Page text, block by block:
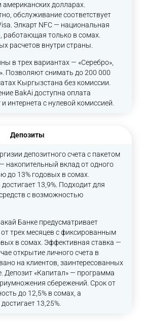
американских долларах.
обслуживание соответствует
Элкарт NFC — национальная
работающая только в сомах.
расчетов внутри страны.
в трех вариантах — «Серебро»,
Позволяют снимать до 200 000
Кыргызстана без комиссии.
BakAi доступна оплата
интернета с нулевой комиссией.
Депозиты
депозитного счета с пакетом
накопительный вклад от одного
до 13% годовых в сомах.
13,9%. Подходит для
с возможностью
Банке предусматривает
трех месяцев с фиксированным
в сомах. Эффективная ставка —
открытие личного счета в
на клиентов, заинтересованных
Депозит «Капитал» — программа
сбережений. Срок от
до 12,5% в сомах, а
13,25%.